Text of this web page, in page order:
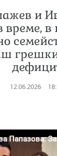
и
в
12.06.2026